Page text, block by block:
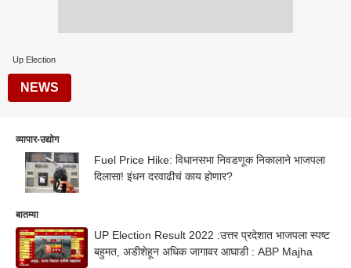
Up Election
NEWS
व्यापार-उद्योग
Fuel Price Hike: विधानसभा निवडणूक निकालाने भाजपला
दिलासा! इंधन दरवाढीचं काय होणार?
बातम्या
UP Election Result 2022 :उत्तर प्रदेशात भाजपला स्पष्ट
बहुमत, अडीशेहून अधिक जागावर आघाडी : ABP Majha